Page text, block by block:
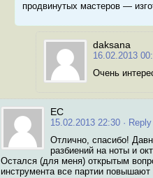
продвинутых мастеров —
daksana
16.02.2013
Очень
ЕС
15.02.2013 22:30 · Reply
Отлично, спасибо!
разбиений на ноты и
Остался (для меня) открытым
инструмента все партии